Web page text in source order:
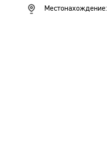
Местонахождение: